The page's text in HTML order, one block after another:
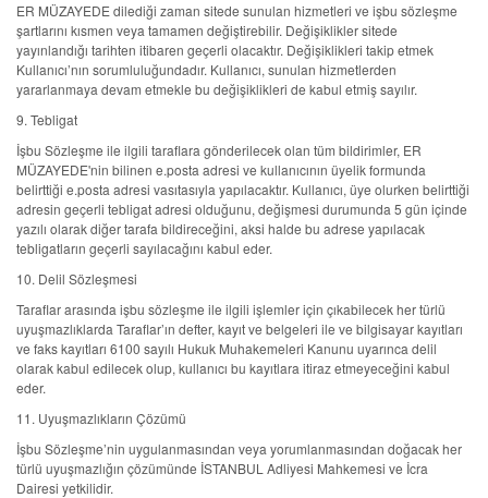
ER MÜZAYEDE dilediği zaman sitede sunulan hizmetleri ve işbu sözleşme
şartlarını kısmen veya tamamen değiştirebilir. Değişiklikler sitede
yayınlandığı tarihten itibaren geçerli olacaktır. Değişiklikleri takip etmek
Kullanıcı’nın sorumluluğundadır. Kullanıcı, sunulan hizmetlerden
yararlanmaya devam etmekle bu değişiklikleri de kabul etmiş sayılır.
9. Tebligat
İşbu Sözleşme ile ilgili taraflara gönderilecek olan tüm bildirimler, ER
MÜZAYEDE'nin bilinen e.posta adresi ve kullanıcının üyelik formunda
belirttiği e.posta adresi vasıtasıyla yapılacaktır. Kullanıcı, üye olurken belirttiği
adresin geçerli tebligat adresi olduğunu, değişmesi durumunda 5 gün içinde
yazılı olarak diğer tarafa bildireceğini, aksi halde bu adrese yapılacak
tebligatların geçerli sayılacağını kabul eder.
10. Delil Sözleşmesi
Taraflar arasında işbu sözleşme ile ilgili işlemler için çıkabilecek her türlü
uyuşmazlıklarda Taraflar’ın defter, kayıt ve belgeleri ile ve bilgisayar kayıtları
ve faks kayıtları 6100 sayılı Hukuk Muhakemeleri Kanunu uyarınca delil
olarak kabul edilecek olup, kullanıcı bu kayıtlara itiraz etmeyeceğini kabul
eder.
11. Uyuşmazlıkların Çözümü
İşbu Sözleşme’nin uygulanmasından veya yorumlanmasından doğacak her
türlü uyuşmazlığın çözümünde İSTANBUL Adliyesi Mahkemesi ve İcra
Dairesi yetkilidir.